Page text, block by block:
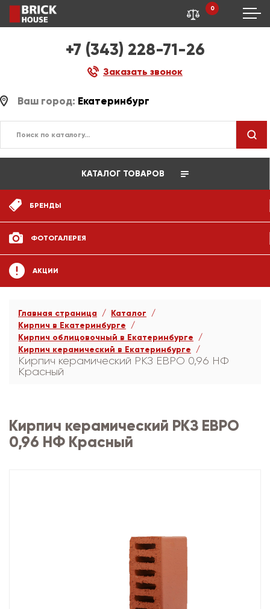
+7 (343) 228-71-26
Заказать звонок
0
Ваш город: Екатеринбург
КАТАЛОГ ТОВАРОВ
БРЕНДЫ
ФОТОГАЛЕРЕЯ
АКЦИИ
Главная страница
Каталог
Кирпич в Екатеринбурге
Кирпич облицовочный в Екатеринбурге
Кирпич керамический в Екатеринбурге
Кирпич керамический РКЗ ЕВРО 0,96 НФ
Красный
Кирпич керамический РКЗ ЕВРО
0,96 НФ Красный